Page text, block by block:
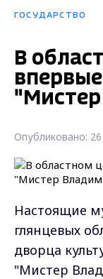
ГОСУДАРСТВО
В
Опубликовано:
Настоящие
глянцевых
дворца
"Мистер